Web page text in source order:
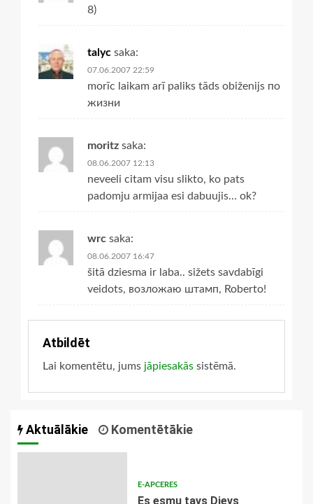
8)
talyc saka:
07.06.2007 22:59
morīc laikam arī paliks tāds obiženijs по
жизни
moritz saka:
08.06.2007 12:13
neveeli citam visu slikto, ko pats
padomju armijaa esi dabuujis… ok?
wrc saka:
08.06.2007 16:47
šitā dziesma ir laba.. sižets savdabīgi
veidots, возложаю штамп, Roberto!
Atbildēt
Lai komentētu, jums jāpiesakās sistēmā.
Aktuālākie Komentētākie
E-APCERES
Es esmu tavs Dievs